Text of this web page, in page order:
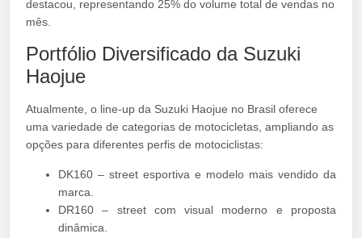
destacou, representando 25% do volume total de vendas no
mês.
Portfólio Diversificado da Suzuki
Haojue
Atualmente, o line-up da Suzuki Haojue no Brasil oferece
uma variedade de categorias de motocicletas, ampliando as
opções para diferentes perfis de motociclistas:
DK160 – street esportiva e modelo mais vendido da
marca.
DR160 – street com visual moderno e proposta
dinâmica.